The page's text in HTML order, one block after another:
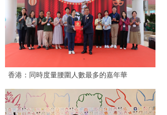
香港：同時度量腰圍人數最多的嘉年華